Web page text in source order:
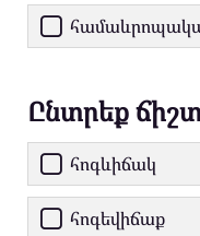
Ընտրեք ճիշտ
հոգևիճակ
հոգեվիճաք